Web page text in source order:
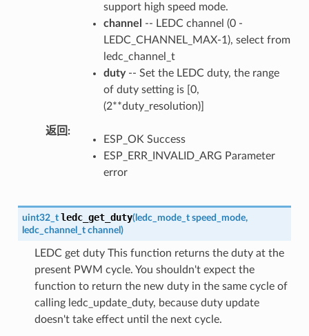
support high speed mode.
channel
-- LEDC channel (0 -
LEDC_CHANNEL_MAX-1), select from
ledc_channel_t
duty-- Set the LEDC duty, the range
of duty setting is [0,
(2**duty_resolution)]
返回
ESP_OK Success
ESP_ERR_INVALID_ARG Parameter
error
uint32_t ledc_get_duty(ledc_mode_t speed_mode,
ledc_channel_t channel )
LEDC get duty This function returns the duty at the
present PWM cycle. You shouldn't expect the
function to return the new duty in the same cycle of
calling ledc_update_duty, because duty update
doesn't take effect until the next cycle.